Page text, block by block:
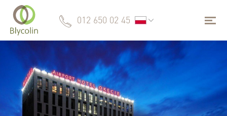
012 650 02 45